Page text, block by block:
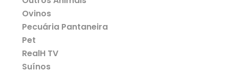
Ovinos
Pecuária Pantaneira
Pet
RealH TV
Suínos